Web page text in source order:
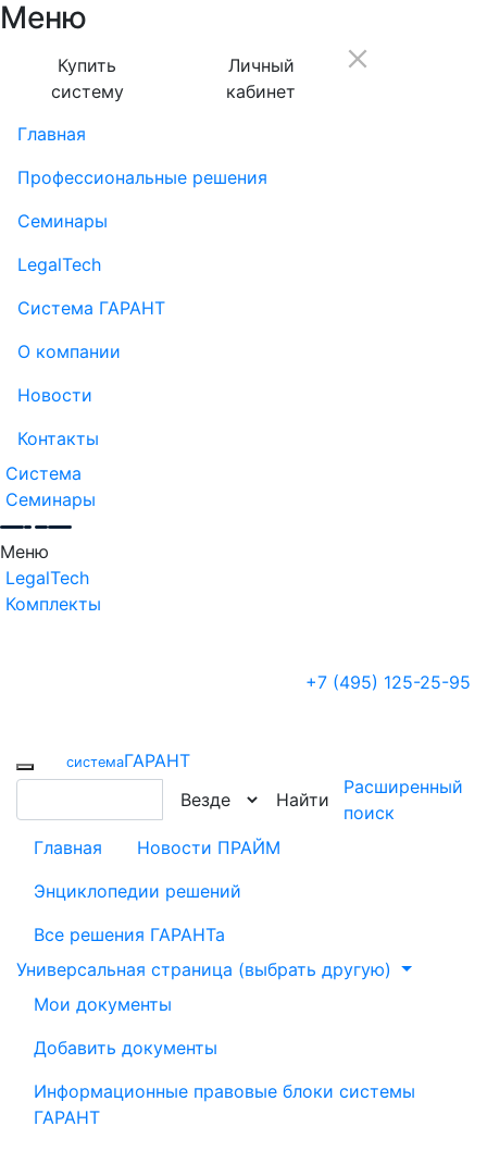
Меню
Купить
систему
Личный
кабинет
Главная
Профессиональные решения
Семинары
LegalTech
Система ГАРАНТ
О компании
Новости
Контакты
Система
Семинары
Меню
LegalTech
Комплекты
+7 (495) 125-25-95
cистемаГАРАНТ
Найти
Расширенный
поиск
Главная
Новости ПРАЙМ
Энциклопедии решений
Все решения ГАРАНТа
Универсальная страница (выбрать другую)
Мои документы
Добавить документы
Информационные правовые блоки системы
ГАРАНТ